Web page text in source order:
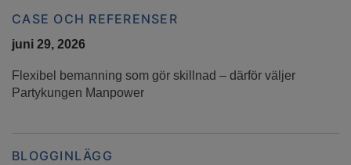
CASE OCH REFERENSER
juni 29, 2026
Flexibel bemanning som gör skillnad – därför väljer
Partykungen Manpower
BLOGGINLÄGG